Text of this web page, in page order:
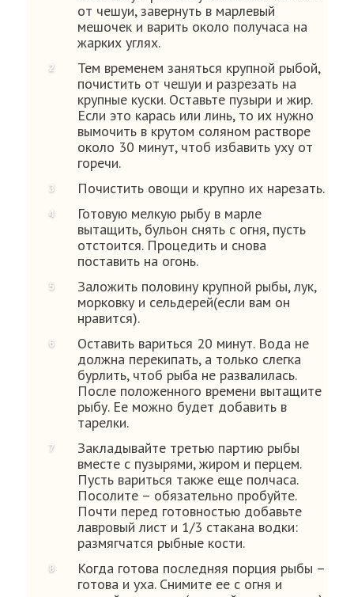
от чешуи, завернуть в марлевый
мешочек и варить около получаса на
жарких углях.
Тем временем заняться крупной рыбой,
почистить от чешуи и разрезать на
крупные куски. Оставьте пузыри и жир.
Если это карась или линь, то их нужно
вымочить в крутом соляном растворе
около 30 минут, чтоб избавить уху от
горечи.
Почистить овощи и крупно их нарезать.
Готовую мелкую рыбу в марле
вытащить, бульон снять с огня, пусть
отстоится. Процедить и снова
поставить на огонь.
Заложить половину крупной рыбы, лук,
морковку и сельдерей(если вам он
нравится).
Оставить вариться 20 минут. Вода не
должна перекипать, а только слегка
бурлить, чтоб рыба не развалилась.
После положенного времени вытащите
рыбу. Ее можно будет добавить в
тарелки.
Закладывайте третью партию рыбы
вместе с пузырями, жиром и перцем.
Пусть вариться также еще полчаса.
Посолите – обязательно пробуйте.
Почти перед готовностью добавьте
лавровый лист и 1/3 стакана водки:
размягчатся рыбные кости.
Когда готова последняя порция рыбы –
готова и уха. Снимите ее с огня и